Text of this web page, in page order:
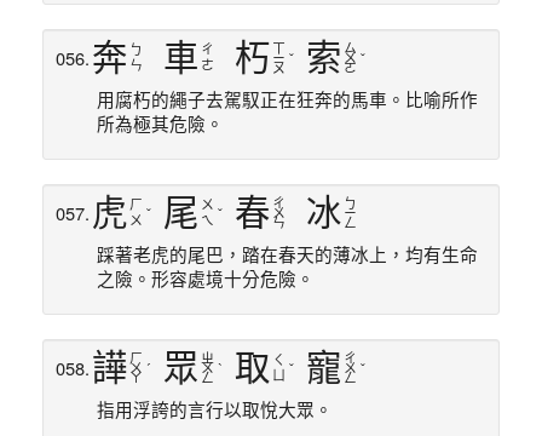
056.奔 ㄅ
ㄣ
車 ㄔ
ㄜ
朽 ㄧ
ㄡ
ˇ 索 ㄙ
ㄨ
ㄛ
ˇ
用腐朽的繩子去駕馭正在狂奔的馬車。比喻所作
所為極其危險。
057. 虎 ㄏ
ㄨ ˇ 尾 ㄨ
ㄟ ˇ 春 ㄔ
ㄨ
ㄣ 冰 ㄅ
ㄧ
ㄥ
踩著老虎的尾巴，踏在春天的薄冰上，均有生命
之險。形容處境十分危險。
058.譁 ㄏ
ㄨ
ㄚ
ˊ 眾 ㄓ
ㄨ
ㄥ
ˋ 取 ㄑ
ˇ 寵 ㄔ
ㄨ
ㄥ
ˇ
指用浮誇的言行以取悅大眾。